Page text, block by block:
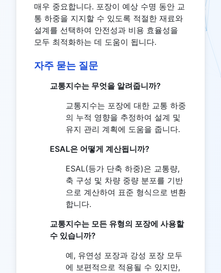
매우 중요합니다. 포장이 예상 수명 동안 교
통 하중을 지지할 수 있도록 적절한 재료와
설계를 선택하여 안전성과 비용 효율성을
모두 최적화하는 데 도움이 됩니다.
자주 묻는 질문
교통지수는 무엇을 알려줍니까?
교통지수는 포장에 대한 교통 하중
의 누적 영향을 추정하여 설계 및
유지 관리 계획에 도움을 줍니다.
ESAL은 어떻게 계산됩니까?
ESAL(등가 단축 하중)은 교통량,
축 구성 및 차량 중량 분포를 기반
으로 계산하여 표준 형식으로 변환
합니다.
교통지수는 모든 유형의 포장에 사용할
수 있습니까?
예, 유연성 포장과 강성 포장 모두
에 보편적으로 적용될 수 있지만,